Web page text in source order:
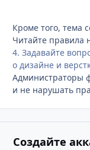
Кроме того, тема
Читайте правила
4. Задавайте
о дизайне и
Администраторы
и не нарушать
Создайте